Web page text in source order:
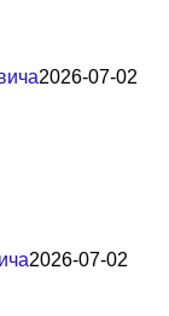
2026-07-02
2026-07-02